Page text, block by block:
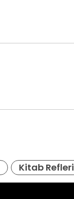
Kitab Refleri